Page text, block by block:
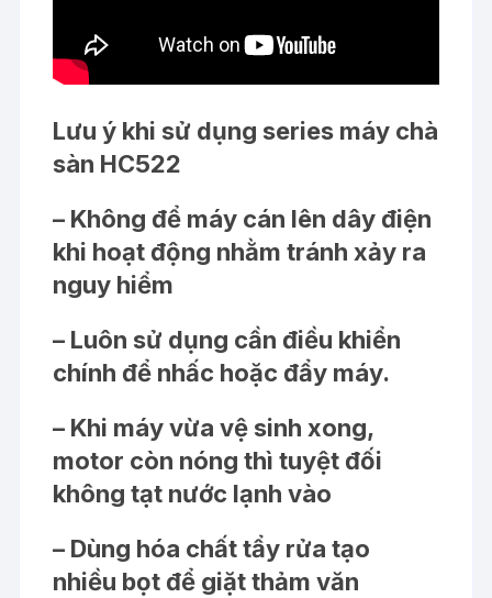
Lưu ý khi sử dụng series máy chà
sàn HC522
– Không để máy cán lên dây điện
khi hoạt động nhằm tránh xảy ra
nguy hiểm
– Luôn sử dụng cần điều khiển
chính để nhấc hoặc đẩy máy.
– Khi máy vừa vệ sinh xong,
motor còn nóng thì tuyệt đối
không tạt nước lạnh vào
– Dùng hóa chất tẩy rửa tạo
nhiều bọt để giặt thảm văn